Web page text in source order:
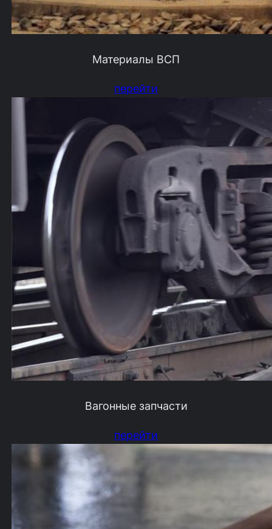
Материалы ВСП
перейти
Вагонные запчасти
перейти